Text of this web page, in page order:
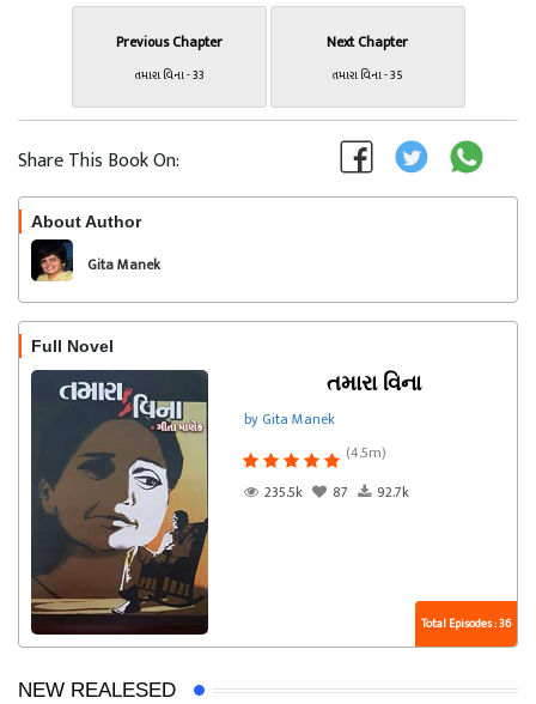
Previous Chapter
તમારા વિના - 33
Next Chapter
તમારા વિના - 35
Share This Book On:
About Author
Gita Manek
Full Novel
તમારા વિના
by Gita Manek
(4.5m)
235.5k
87 92.7k
Total Episodes : 36
NEW REALESED